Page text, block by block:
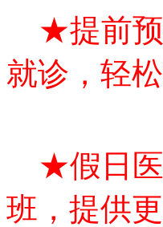
★提前
就诊，轻松
★假日
班，提供